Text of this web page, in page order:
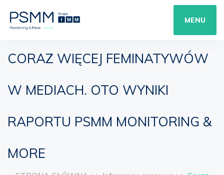
MENU
CORAZ WIĘCEJ FEMINATYWÓW
W MEDIACH. OTO WYNIKI
RAPORTU PSMM MONITORING &
MORE